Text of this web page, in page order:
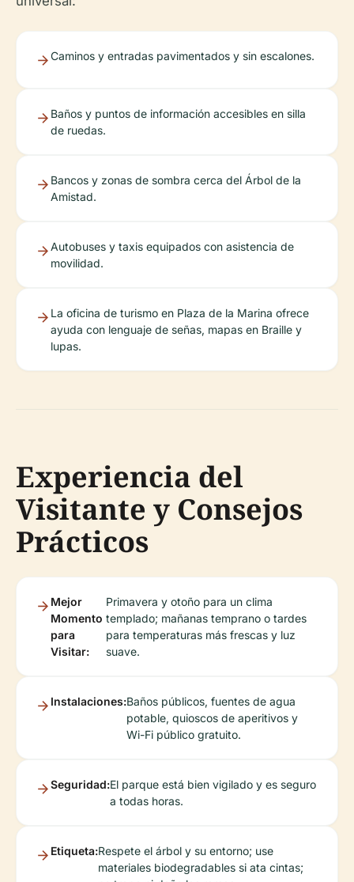
Caminos y entradas pavimentados y sin escalones.
Baños y puntos de información accesibles en silla
de ruedas.
Bancos y zonas de sombra cerca del Árbol de la
Amistad.
Autobuses y taxis equipados con asistencia de
movilidad.
La oficina de turismo en Plaza de la Marina ofrece
ayuda con lenguaje de señas, mapas en Braille y
lupas.
Experiencia del
Visitante y Consejos
Prácticos
Mejor
Momento
para
Visitar:
Primavera y otoño para un clima
templado; mañanas temprano o tardes
para temperaturas más frescas y luz
suave.
Instalaciones:Baños públicos, fuentes de agua
potable, quioscos de aperitivos y
Wi-Fi público gratuito.
Seguridad:El parque está bien vigilado y es seguro
a todas horas.
Etiqueta:Respete el árbol y su entorno; use
materiales biodegradables si ata cintas;